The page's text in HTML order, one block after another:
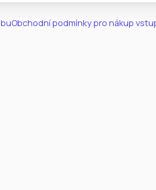
Obchodní podmínky pro nákup